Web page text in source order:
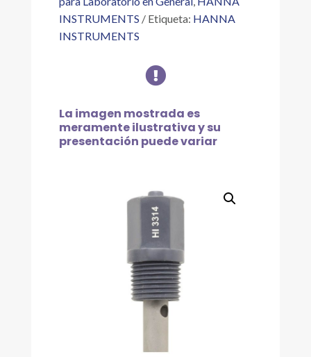
BL983314
DE
RESISTIVIDAD
INSTRUMENTS
Etiqueta: HANNA
INSTRUMENTS

La imagen mostrada es
meramente ilustrativa y su
presentación puede variar